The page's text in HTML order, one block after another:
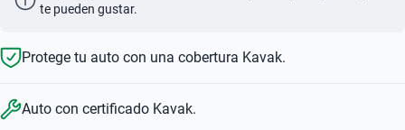
te pueden gustar.
Protege tu auto con una cobertura Kavak.
Auto con certificado Kavak.